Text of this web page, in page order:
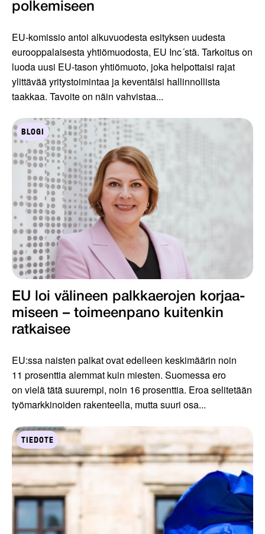
polkemiseen
EU-komissio antoi alkuvuodesta esityksen uudesta
eurooppalaisesta yhtiömuodosta, EU Inc´stä. Tarkoitus on
luoda uusi EU-tason yhtiömuoto, joka helpottaisi rajat
ylittävää yritystoimintaa ja keventäisi hallinnollista
taakkaa. Tavoite on näin vahvistaa...
BLOGI
EU loi välineen palkkaerojen korjaa­
miseen – toimeenpano kuiten­kin
ratkaisee
EU:ssa naisten palkat ovat edelleen keskimäärin noin
11 prosenttia alemmat kuin miesten. Suomessa ero
on vielä tätä suurempi, noin 16 prosenttia. Eroa selitetään
työmarkkinoiden rakenteella, mutta suuri osa...
TIEDOTE